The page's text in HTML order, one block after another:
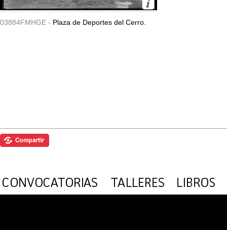
03884FMHGE - Plaza de Deportes del Cerro.